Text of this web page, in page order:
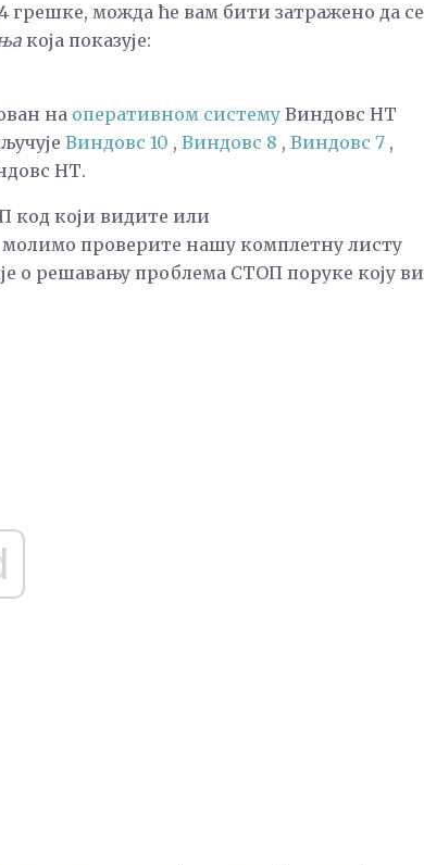
грешке, можда ће вам бити затражено да се
која показује:
на оперативном систему Виндовс НТ
Виндовс 10 , Виндовс 8 , Виндовс 7 ,
НТ.
код који видите или
проверите нашу комплетну листу
о решавању проблема СТОП поруке коју ви